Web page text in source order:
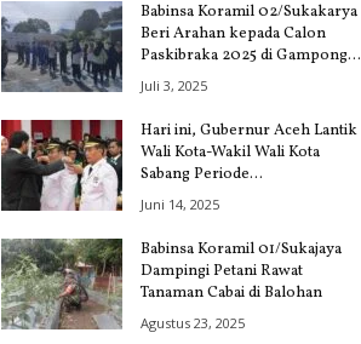
Babinsa Koramil 02/Sukakarya
Beri Arahan kepada Calon
Paskibraka 2025 di Gampong...
Juli 3, 2025
Hari ini, Gubernur Aceh Lantik
Wali Kota-Wakil Wali Kota
Sabang Periode...
Juni 14, 2025
Babinsa Koramil 01/Sukajaya
Dampingi Petani Rawat
Tanaman Cabai di Balohan
Agustus 23, 2025